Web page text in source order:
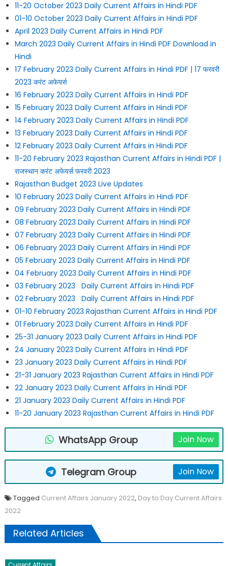
11-20 October 2023 Daily Current Affairs in Hindi PDF
01-10 October 2023 Daily Current Affairs in Hindi PDF
April 2023 Daily Current Affairs in Hindi PDF
March 2023 Daily Current Affairs in Hindi PDF Download in
Hindi
17 February 2023 Daily Current Affairs in Hindi PDF | 17 फरवरी
2023 करंट अफेयर्स
16 February 2023 Daily Current Affairs in Hindi PDF
15 February 2023 Daily Current Affairs in Hindi PDF
14 February 2023 Daily Current Affairs in Hindi PDF
13 February 2023 Daily Current Affairs in Hindi PDF
12 February 2023 Daily Current Affairs in Hindi PDF
11-20 February 2023 Rajasthan Current Affairs in Hindi PDF |
राजस्थान करंट अफेयर्स फरवरी 2023
Rajasthan Budget 2023 Live Updates
10 February 2023 Daily Current Affairs in Hindi PDF
09 February 2023 Daily Current Affairs in Hindi PDF
08 February 2023 Daily Current Affairs in Hindi PDF
07 February 2023 Daily Current Affairs in Hindi PDF
06 February 2023 Daily Current Affairs in Hindi PDF
05 February 2023 Daily Current Affairs in Hindi PDF
04 February 2023 Daily Current Affairs in Hindi PDF
03 February 2023 Daily Current Affairs in Hindi PDF
02 February 2023 Daily Current Affairs in Hindi PDF
01-10 February 2023 Rajasthan Current Affairs in Hindi PDF
01 February 2023 Daily Current Affairs in Hindi PDF
25-31 January 2023 Daily Current Affairs in Hindi PDF
24 January 2023 Daily Current Affairs in Hindi PDF
23 January 2023 Daily Current Affairs in Hindi PDF
21-31 January 2023 Rajasthan Current Affairs in Hindi PDF
22 January 2023 Daily Current Affairs in Hindi PDF
21 January 2023 Daily Current Affairs in Hindi PDF
11-20 January 2023 Rajasthan Current Affairs in Hindi PDF
WhatsApp Group Join Now
Telegram Group Join Now
Tagged Current Affairs January 2022, Day to Day Current Affairs
2022
Related Articles